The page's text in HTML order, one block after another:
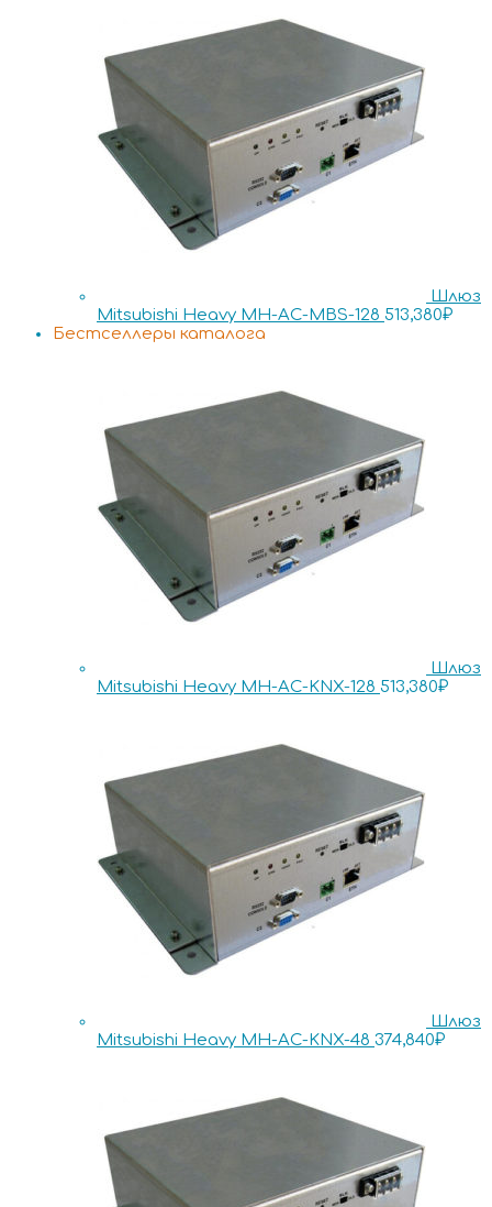
Шлюз
Mitsubishi Heavy MH-AC-MBS-128 513,380₽
Бестселлеры каталога
Шлюз
Mitsubishi Heavy MH-AC-KNX-128 513,380₽
Шлюз
Mitsubishi Heavy MH-AC-KNX-48 374,840₽